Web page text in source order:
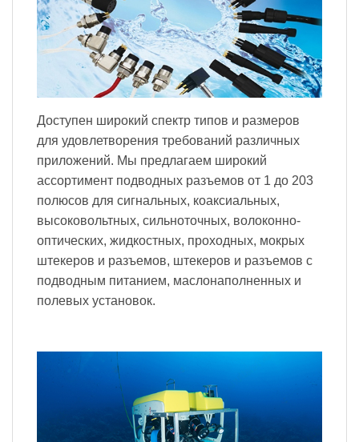
Доступен широкий спектр типов и размеров
для удовлетворения требований различных
приложений. Мы предлагаем широкий
ассортимент подводных разъемов от 1 до 203
полюсов для сигнальных, коаксиальных,
высоковольтных, сильноточных, волоконно-
оптических, жидкостных, проходных, мокрых
штекеров и разъемов, штекеров и разъемов с
подводным питанием, маслонаполненных и
полевых установок.